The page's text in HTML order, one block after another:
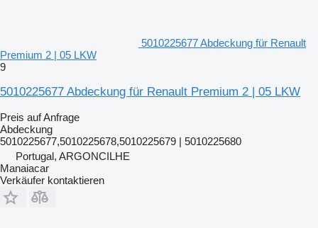
5010225677 Abdeckung für Renault
Premium 2 | 05 LKW
9
5010225677 Abdeckung für Renault Premium 2 | 05 LKW
Preis auf Anfrage
Abdeckung
5010225677,5010225678,5010225679 | 5010225680
Portugal, ARGONCILHE
Manaiacar
Verkäufer kontaktieren